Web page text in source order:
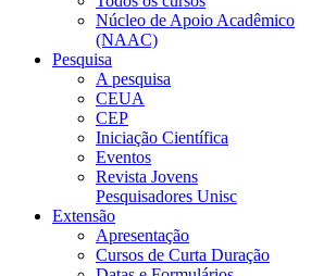
Núcleo de Apoio Acadêmico
(NAAC)
Pesquisa
A pesquisa
CEUA
CEP
Iniciação Científica
Eventos
Revista Jovens
Pesquisadores Unisc
Extensão
Apresentação
Cursos de Curta Duração